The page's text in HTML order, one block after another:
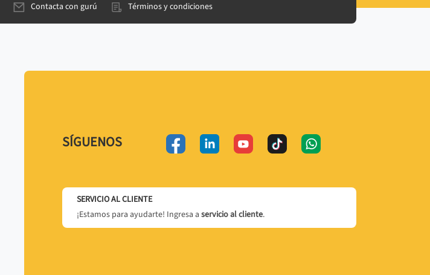
Contacta con gurú Términos y condiciones
SÍGUENOS
SERVICIO AL CLIENTE
¡Estamos para ayudarte! Ingresa a servicio al cliente.